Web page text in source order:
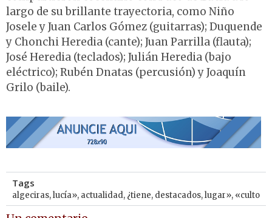
largo de su brillante trayectoria, como Niño
Josele y Juan Carlos Gómez (guitarras); Duquende
y Chonchi Heredia (cante); Juan Parrilla (flauta);
José Heredia (teclados); Julián Heredia (bajo
eléctrico); Rubén Dnatas (percusión) y Joaquín
Grilo (baile).
Tags
algeciras,lucía», actualidad, ¿tiene, destacados,lugar», «culto